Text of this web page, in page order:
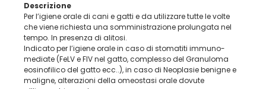
Descrizione
Per l’igiene orale di cani e gatti e da utilizzare tutte le volte
che viene richiesta una somministrazione prolungata nel
tempo. In presenza di alitosi.
Indicato per l’igiene orale in caso di stomatiti immuno-
mediate (FeLV e FIV nel gatto, complesso del Granuloma
eosinofilico del gatto ecc..), in caso di Neoplasie benigne e
maligne, alterazioni della omeostasi orale dovute